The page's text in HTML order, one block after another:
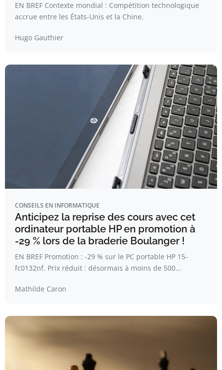
EN BREF Contexte mondial : Compétition technologique
accrue entre les États-Unis et la Chine.
Hugo Gauthier
CONSEILS EN INFORMATIQUE
Anticipez la reprise des cours avec cet
ordinateur portable HP en promotion à
-29 % lors de la braderie Boulanger !
EN BREF Promotion : -29 % sur le PC portable HP 15-
fc0132nf. Prix réduit : désormais à moins de 500…
Mathilde Caron